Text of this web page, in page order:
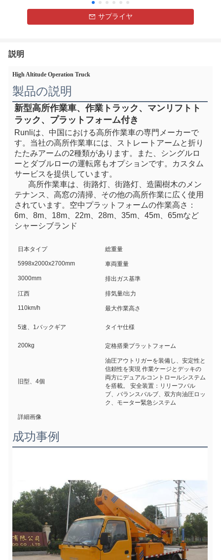
サプライヤ
説明
High Altitude Operation Truck
製品の説明
新型高所作業車、作業トラック、マンリフトト
ラック、プラットフォーム付き
Runliは、中国における高所作業車の専門メーカーで
す。当社の高所作業車には、ストレートアームと折り
たたみアームの2種類があります。また、シングルロ
ーとダブルローの運転席もオプションです。カスタム
サービスを提供しています。
高所作業車は、街路灯、街路灯、造園樹木のメン
テナンス、高窓の清掃、その他の高所作業に広く使用
されています。 空中プラットフォームの作業高さ：
6m、8m、18m、22m、28m、35m、45m、65mなど
シャーシブランド
日本タイプ 総重量
5998x2000x2700mm 車両重量
3000mm 排出ガス基準
江西 排気量/出力
110km/h 最大作業高さ
5速、1バックギア タイヤ仕様
200kg 定格搭乗プラットフォーム
旧型、4個
油圧アウトリガーを装備し、安定性と
信頼性を実現 作業ケージとデッキの
両方にデュアルコントロールシステム
を搭載。 安全装置：リリーフバル
ブ、バランスバルブ、双方向油圧ロッ
ク、モーター緊急システム
詳細画像
成功事例